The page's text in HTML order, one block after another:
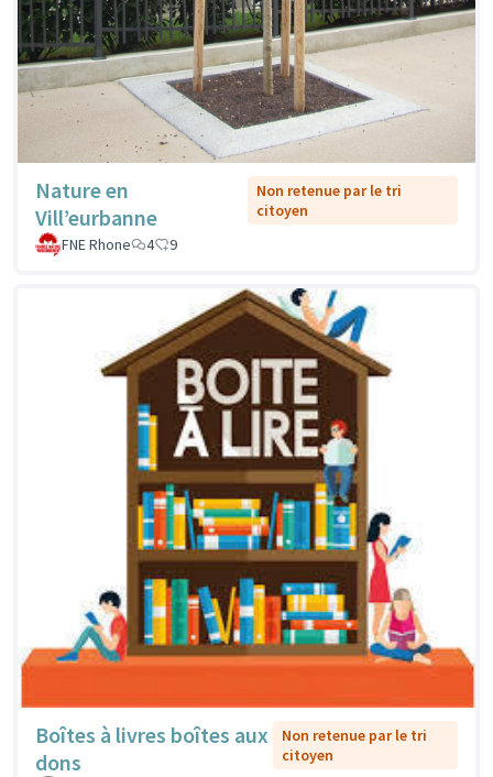
Nature en
Vill’eurbanne
Non retenue par le tri
citoyen
FNE Rhone
4 9
Boîtes à livres boîtes aux
dons
Non retenue par le tri
citoyen